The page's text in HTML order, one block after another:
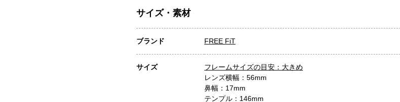
サイズ・素材
ブランド FREE FiT
サイズ
フレームサイズの目安：大きめ
レンズ横幅：56mm
鼻幅：17mm
テンプル：146mm